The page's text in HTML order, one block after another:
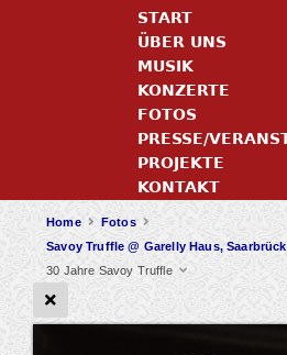
Home
Fotos
Savoy Truffle @ Garelly Haus,
30 Jahre Savoy Truffle
START
ÜBER UNS
MUSIK
KONZERTE
FOTOS
PRESSE/
PROJEKTE
KONTAKT